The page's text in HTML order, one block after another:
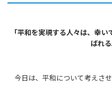
「平和を実現する人々は、幸
ばれ
今日は、平和について考えさ